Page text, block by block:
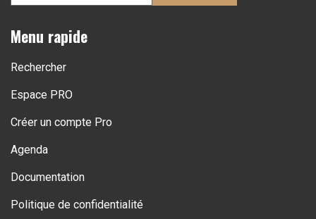
Menu rapide
Rechercher
Espace PRO
Créer un compte Pro
Agenda
Documentation
Politique de confidentialité